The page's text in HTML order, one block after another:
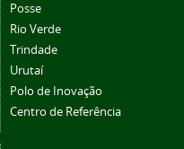
Posse
Rio Verde
Trindade
Urutaí
Polo de Inovação
Centro de Referência